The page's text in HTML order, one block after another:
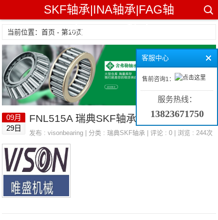
SKF轴承|INA轴承|FAG轴
承|TIMKEN轴承
当前位置：首页 - 第10页
阅读全文
09月
29日
FNL515A 瑞典SKF轴承 OZAK MLFDTB16UU
发布 :visonbearing | 分类 :瑞典SKF轴承 | 评论 : 0 | 浏览 : 244次
客服中心
售前咨询1：
服务热线：
13823671750